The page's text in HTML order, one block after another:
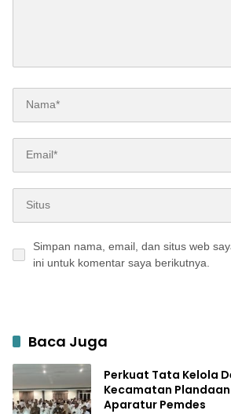
Simpan nama, email, dan situs web
ini untuk komentar saya berikutnya.
Baca Juga
Perkuat Tata Kelola
Kecamatan
Aparatur Pemdes